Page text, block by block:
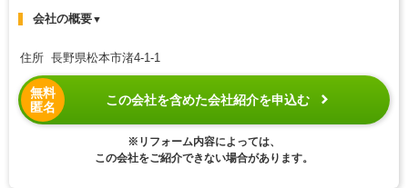
会社の概要▼
住所 長野県松本市渚4-1-1
無料
匿名
この会社を含めた会社紹介を申込む
※リフォーム内容によっては、
この会社をご紹介できない場合があります。